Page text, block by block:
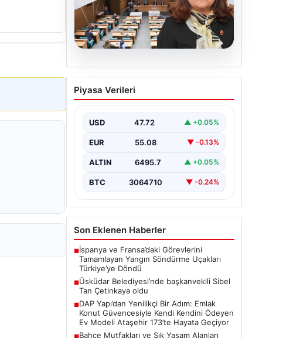
Üsküdar Belediyesi’nde
başkanvekili Sibel Tan
Piyasa Verileri
USD 47.72 ▲ +0.05%
EUR 55.08 ▼ -0.13%
ALTIN 6495.7 ▲ +0.05%
BTC 3064710 ▼ -0.24%
Son Eklenen Haberler
■İspanya ve Fransa’daki Görevlerini
Tamamlayan Yangın Söndürme Uçakları
Türkiye’ye Döndü
■Üsküdar Belediyesi’nde başkanvekili Sibel
Tan Çetinkaya oldu
■DAP Yapı’dan Yenilikçi Bir Adım: Emlak
Konut Güvencesiyle Kendi Kendini Ödeyen
Ev Modeli Ataşehir 173’te Hayata Geçiyor
■Bahçe Mutfakları ve Şık Yaşam Alanları